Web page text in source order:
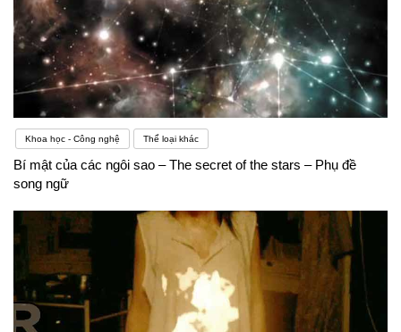
Khoa học - Công nghệ Thể loại khác
Bí mật của các ngôi sao – The secret of the stars – Phụ đề
song ngữ